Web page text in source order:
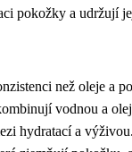
pokožky a udržují
než oleje a
vodnou a
hydratací a